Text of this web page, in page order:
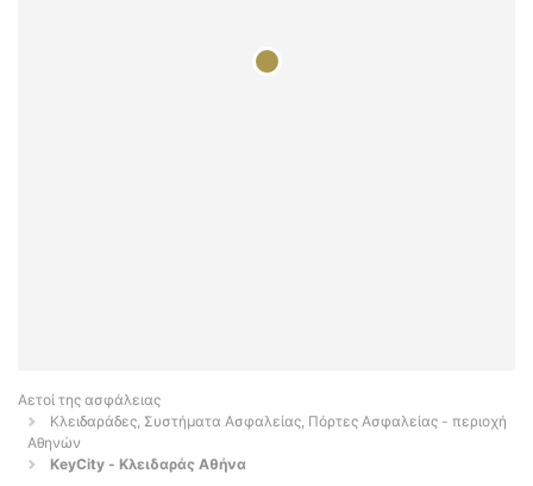
Αετοί της ασφάλειας
Κλειδαράδες, Συστήματα Ασφαλείας, Πόρτες Ασφαλείας - περιοχή
Αθηνών
KeyCity - Κλειδαράς Αθήνα